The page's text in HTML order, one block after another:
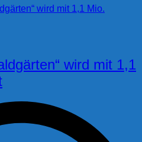
wird mit 1,1